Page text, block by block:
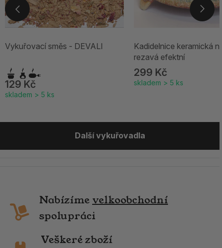
Vykuřovací směs - DEVALI
129 Kč
skladem > 5 ks
Kadidelnice keramická
rezavá efektní
299 Kč
skladem > 5 ks
Další vykuřovadla
Nabízíme velkoobchodní
spolupráci
Veškeré zboží